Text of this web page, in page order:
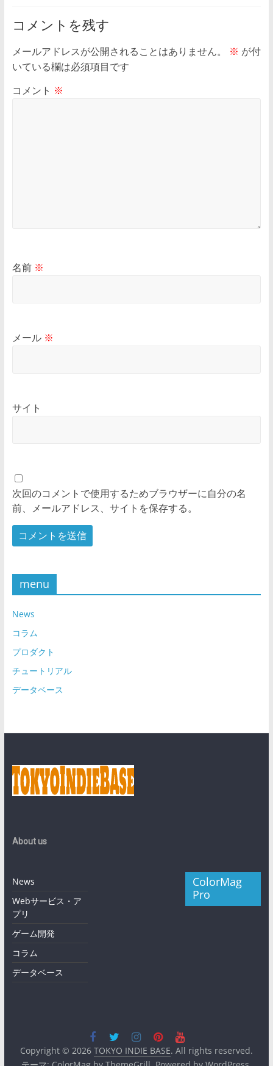
コメントを残す
メールアドレスが公開されることはありません。 ※ が付
いている欄は必須項目です
コメント ※
名前 ※
メール ※
サイト
次回のコメントで使用するためブラウザーに自分の名
前、メールアドレス、サイトを保存する。
menu
News
コラム
プロダクト
チュートリアル
データベース
About us
News
Webサービス・ア
プリ
ゲーム開発
コラム
データベース
ColorMag
Pro
Copyright © 2026 TOKYO INDIE BASE. All rights reserved.